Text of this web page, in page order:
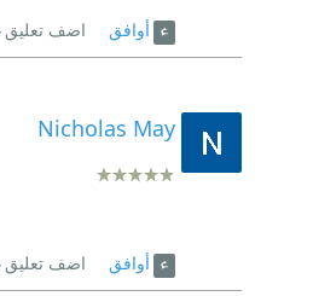
أوافق اضف تعليق
Nicholas May
أوافق اضف تعليق